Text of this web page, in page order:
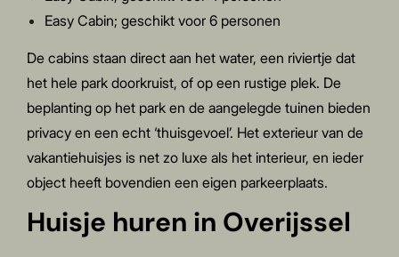
Easy Cabin; geschikt voor 6 personen
De cabins staan direct aan het water, een riviertje dat
het hele park doorkruist, of op een rustige plek. De
beplanting op het park en de aangelegde tuinen bieden
privacy en een echt ‘thuisgevoel’. Het exterieur van de
vakantiehuisjes is net zo luxe als het interieur, en ieder
object heeft bovendien een eigen parkeerplaats.
Huisje huren in Overijssel